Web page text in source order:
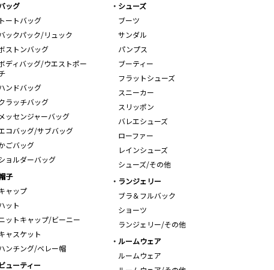
ッグ
トートバッグ
ックパック/リュック
ストンバッグ
ディバッグ/ウエストポー
ンドバッグ
ラッチバッグ
メッセンジャーバッグ
コバッグ/サブバッグ
ごバッグ
ョルダーバッグ
シューズ
ブーツ
サンダル
パンプス
ブーティー
フラットシューズ
スニーカー
スリッポン
バレエシューズ
ローファー
レインシューズ
シューズ/その他
子
ャップ
ット
ットキャップ/ビーニー
ャスケット
ンチング/ベレー帽
ランジェリー
ブラ＆フルバック
ショーツ
ランジェリー/その他
ルームウェア
ルームウェア
ビューティー